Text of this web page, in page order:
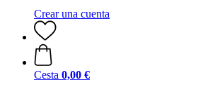
Crear una cuenta
Cesta 0,00 €